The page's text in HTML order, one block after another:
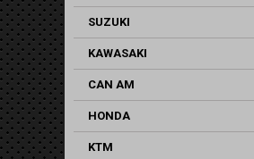
SUZUKI
KAWASAKI
CAN AM
HONDA
KTM